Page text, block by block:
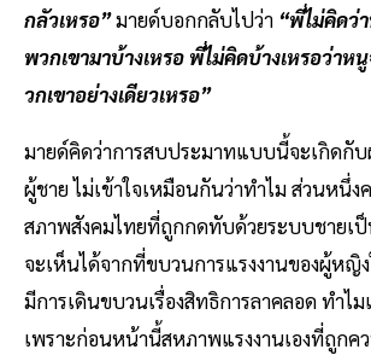
กลัวเหรอ”มายด์บอกกลับไปว่า “พี่ไม่คิดว่
พวกเขามาบ้างเหรอ พี่ไม่คิดบ้างเหรอว่าห
วกเขาอย่างเดียวเหรอ”
มายด์คิดว่าการสบประมาทแบบนี้จะเกิดกั
ผู้ชาย ไม่เข้าใจเหมือนกันว่าทำไม ส่วนหนึ่ง
สภาพสังคมไทยที่ถูกกดทับด้วยระบบชายเ
จะเห็นได้จากที่ขบวนการแรงงานของผู้หญิ
มีการเดินขบวนเรื่องสิทธิการลาคลอด ทำไม
เพราะก่อนหน้านี้สหภาพแรงงานเองที่ถูกค